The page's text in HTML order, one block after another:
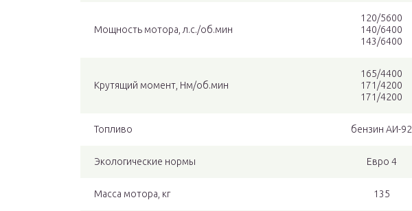
Мощность мотора, л.с./об.мин
120/5600
140/6400
143/6400
Крутящий момент, Нм/об.мин
165/4400
171/4200
171/4200
Топливо бензин АИ-92
Экологические нормы Евро 4
Масса мотора, кг 135